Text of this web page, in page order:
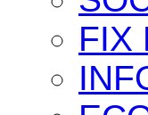
FIX